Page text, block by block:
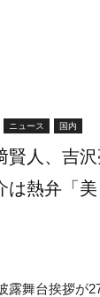
ニュース 国内
賢人、吉
熱弁「美
露舞台挨拶が